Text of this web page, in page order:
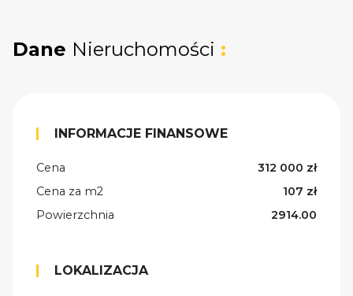
Dane Nieruchomości :
INFORMACJE FINANSOWE
Cena
312 000 zł
Cena za m2
107 zł
Powierzchnia
2914.00
LOKALIZACJA